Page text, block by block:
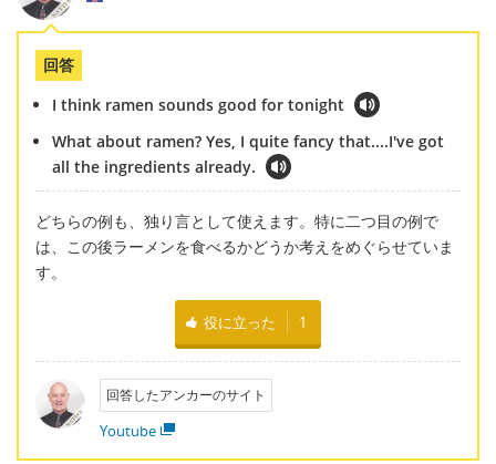
回答
I think ramen sounds good for tonight
What about ramen? Yes, I quite fancy that....I've got
all the ingredients already.
どちらの例も、独り言として使えます。特に二つ目の例で
は、この後ラーメンを食べるかどうか考えをめぐらせていま
す。
役に立った 1
回答したアンカーのサイト
Youtube